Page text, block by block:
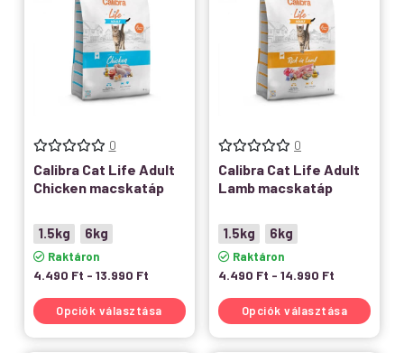
0
Calibra Cat Life Adult
Chicken macskatáp
1.5kg 6kg
Raktáron
4.490 Ft - 13.990 Ft
Opciók választása
0
Calibra Cat Life Adult
Lamb macskatáp
1.5kg 6kg
Raktáron
4.490 Ft - 14.990 Ft
Opciók választása